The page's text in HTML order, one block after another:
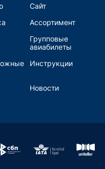
Сайт
Ассортимент
Групповые
авиабилеты
Инструкции
Новости